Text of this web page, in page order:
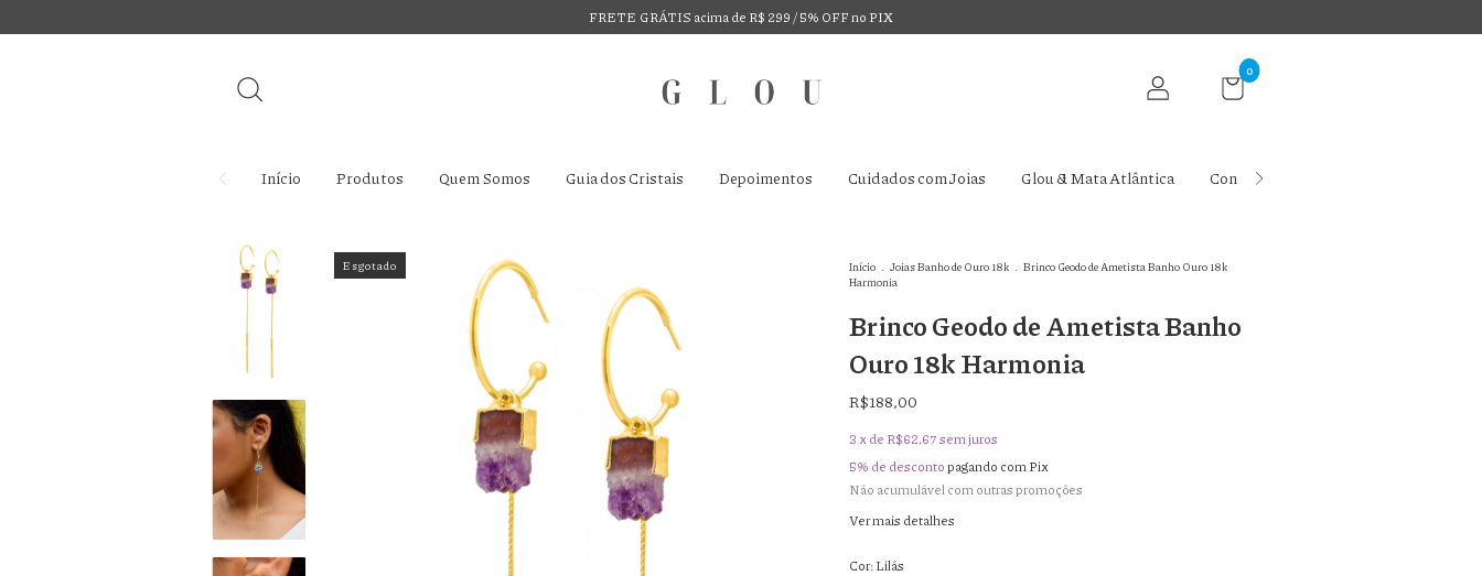
FRETE GRÁTIS acima de R$ 299 / 5% OFF no PIX
0
Início Produtos Quem Somos Guia dos Cristais Depoimentos Cuidados com Joias Glou & Mata Atlântica Contato
Esgotado Início . Joias Banho de Ouro 18k . Brinco Geodo de Ametista Banho Ouro 18k
Harmonia
Brinco Geodo de Ametista Banho
Ouro 18k Harmonia
R$188,00
3 x de R$62,67sem juros
5% de descontopagando com Pix
Não acumulável com outras promoções
Ver mais detalhes
Cor:Lilás